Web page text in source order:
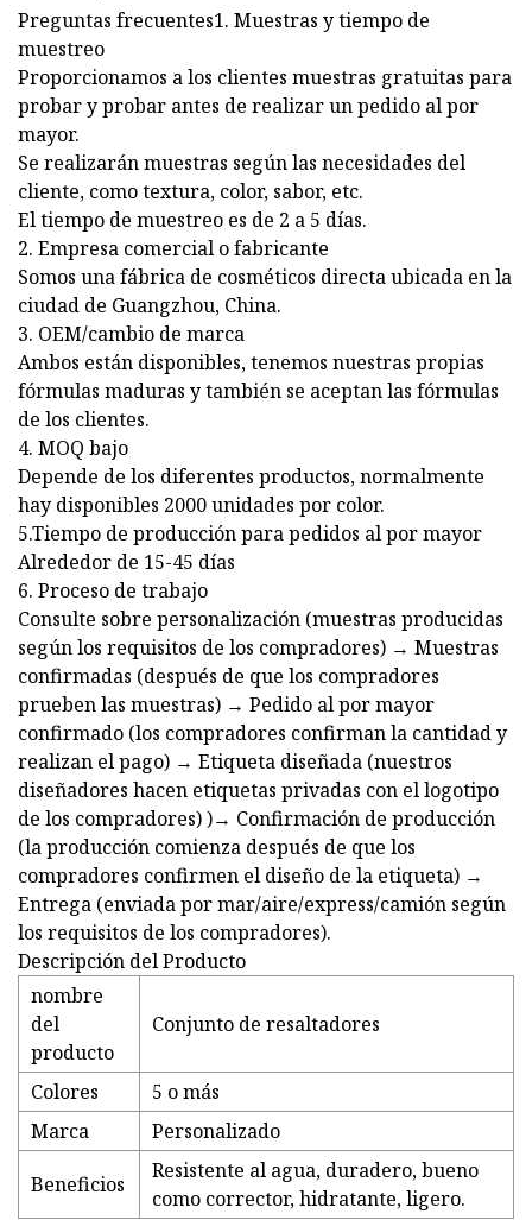
Preguntas frecuentes1. Muestras y tiempo de
muestreo
Proporcionamos a los clientes muestras gratuitas para
probar y probar antes de realizar un pedido al por
mayor.
Se realizarán muestras según las necesidades del
cliente, como textura, color, sabor, etc.
El tiempo de muestreo es de 2 a 5 días.
2. Empresa comercial o fabricante
Somos una fábrica de cosméticos directa ubicada en la
ciudad de Guangzhou, China.
3. OEM/cambio de marca
Ambos están disponibles, tenemos nuestras propias
fórmulas maduras y también se aceptan las fórmulas
de los clientes.
4. MOQ bajo
Depende de los diferentes productos, normalmente
hay disponibles 2000 unidades por color.
5.Tiempo de producción para pedidos al por mayor
Alrededor de 15-45 días
6. Proceso de trabajo
Consulte sobre personalización (muestras producidas
según los requisitos de los compradores) → Muestras
confirmadas (después de que los compradores
prueben las muestras) → Pedido al por mayor
confirmado (los compradores confirman la cantidad y
realizan el pago) → Etiqueta diseñada (nuestros
diseñadores hacen etiquetas privadas con el logotipo
de los compradores) )→ Confirmación de producción
(la producción comienza después de que los
compradores confirmen el diseño de la etiqueta) →
Entrega (enviada por mar/aire/express/camión según
los requisitos de los compradores).
Descripción del Producto
nombre
del
producto
Conjunto de resaltadores
Colores
5 o más
Marca
Personalizado
Beneficios
Resistente al agua, duradero, bueno
como corrector, hidratante, ligero.